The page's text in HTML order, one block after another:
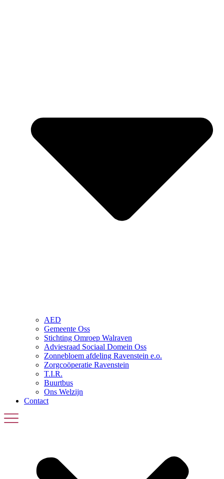
AED
Gemeente Oss
Stichting Omroep Walraven
Adviesraad Sociaal Domein Oss
Zonnebloem afdeling Ravenstein e.o.
Zorgcoöperatie Ravenstein
T.I.R.
Buurtbus
Ons Welzijn
Contact